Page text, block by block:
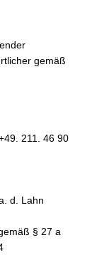
gemäß
211. 46 90
d. Lahn
§ 27 a